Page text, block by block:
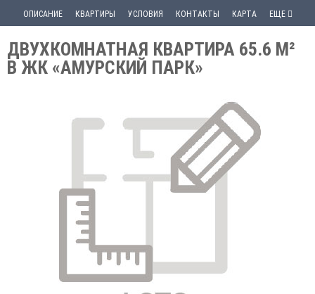
ОПИСАНИЕ КВАРТИРЫ УСЛОВИЯ КОНТАКТЫ КАРТА ЕЩЕ
ДВУХКОМНАТНАЯ КВАРТИРА 65.6 М²
В ЖК «АМУРСКИЙ ПАРК»